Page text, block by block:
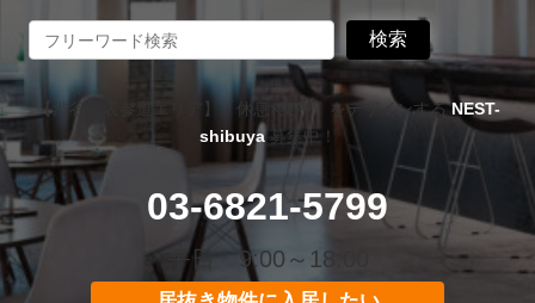
検索
【渋谷・表参道エリア】「休息×集中」をデザインするNEST-
shibuya募集中！
03-6821-5799
平日 9:00～18:00